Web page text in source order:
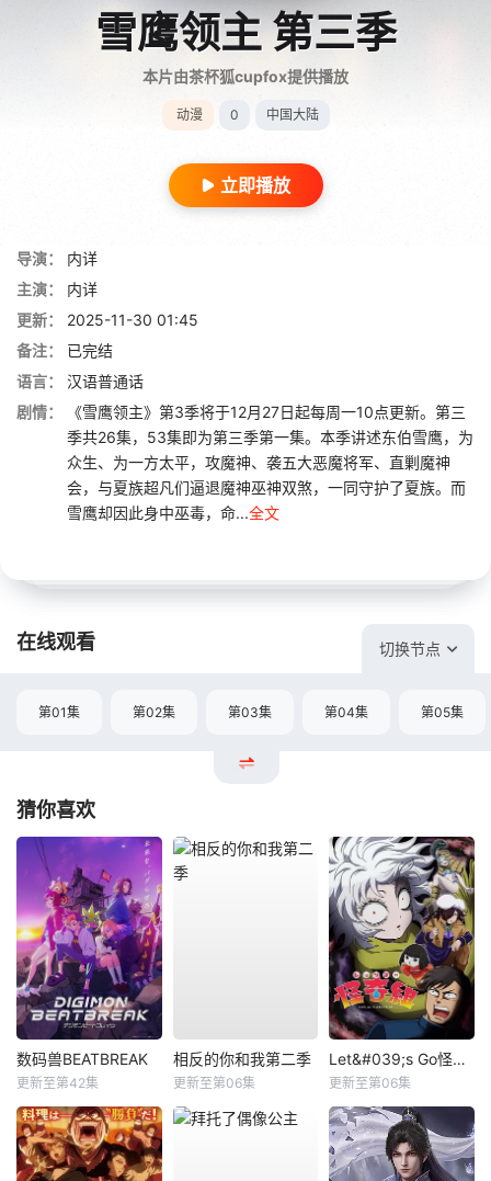
雪鹰领主 第三季
本片由茶杯狐cupfox提供播放
动漫 0 中国大陆
立即播放
导演：
内详
主演：
内详
更新：
2025-11-30 01:45
备注：
已完结
语言：
汉语普通话
剧情：
《雪鹰领主》第3季将于12月27日起每周一10点更新。第三
季共26集，53集即为第三季第一集。本季讲述东伯雪鹰，为
众生、为一方太平，攻魔神、袭五大恶魔将军、直剿魔神
会，与夏族超凡们逼退魔神巫神双煞，一同守护了夏族。而
雪鹰却因此身中巫毒，命...全文
在线观看 切换节点
第01集 第02集 第03集 第04集 第05集
猜你喜欢
数码兽BEATBREAK
更新至第42集
相反的你和我第二季
更新至第06集
Let&#039;s Go怪奇组
更新至第06集